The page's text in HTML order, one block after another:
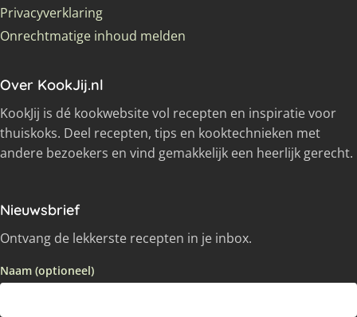
Privacyverklaring
Onrechtmatige inhoud melden
Over KookJij.nl
KookJij is dé kookwebsite vol recepten en inspiratie voor
thuiskoks. Deel recepten, tips en kooktechnieken met
andere bezoekers en vind gemakkelijk een heerlijk gerecht.
Nieuwsbrief
Ontvang de lekkerste recepten in je inbox.
Naam (optioneel)